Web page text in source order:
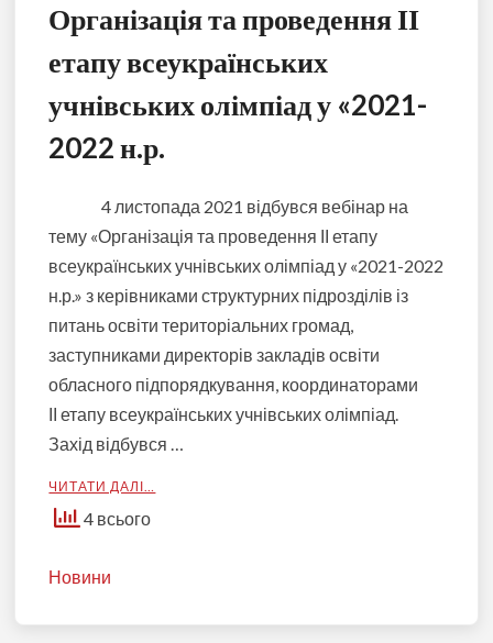
Організація та проведення ІІ
етапу всеукраїнських
учнівських олімпіад у «2021-
2022 н.р.
4 листопада 2021 відбувся вебінар на
тему «Організація та проведення ІІ етапу
всеукраїнських учнівських олімпіад у «2021-2022
н.р.» з керівниками структурних підрозділів із
питань освіти територіальних громад,
заступниками директорів закладів освіти
обласного підпорядкування, координаторами
ІІ етапу всеукраїнських учнівських олімпіад.
Захід відбувся …
ЧИТАТИ ДАЛІ…
4 всього
Новини